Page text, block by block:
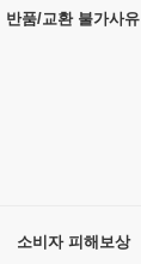
반품/교환 불가사유
소비자 피해보상